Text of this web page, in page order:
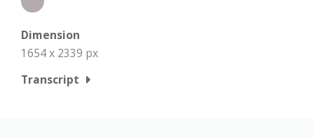
Dimension
1654 x 2339 px
Transcript